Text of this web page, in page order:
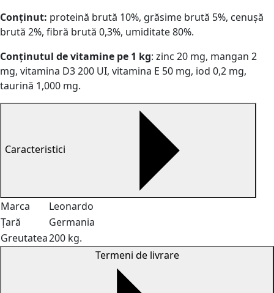
Conținut: proteină brută 10%, grăsime brută 5%, cenușă
brută 2%, fibră brută 0,3%, umiditate 80%.
Conținutul de vitamine pe 1 kg: zinc 20 mg, mangan 2
mg, vitamina D3 200 UI, vitamina E 50 mg, iod 0,2 mg,
taurină 1,000 mg.
Caracteristici
Marca
Leonardo
Țară
Germania
Greutatea200 kg.
Termeni de livrare